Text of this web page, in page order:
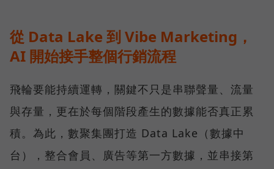
從 Data Lake 到 Vibe Marketing，
AI 開始接手整個行銷流程
飛輪要能持續運轉，關鍵不只是串聯聲量、流量
與存量，更在於每個階段產生的數據能否真正累
積。為此，數聚集團打造 Data Lake（數據中
台），整合會員、廣告等第一方數據，並串接第